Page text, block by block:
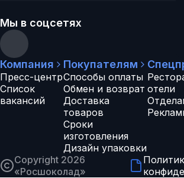
Мы в соцсетях
Компания
Пресс-центр
Список
вакансий
Покупателям
Способы оплаты
Обмен и возврат
Доставка
товаров
Сроки
изготовления
Дизайн упаковки
отели
Copyright 2026
«Росшоколад»